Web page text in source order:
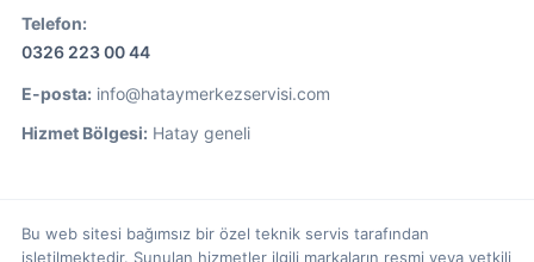
Telefon:
0326 223 00 44
E-posta: info@hataymerkezservisi.com
Hizmet Bölgesi: Hatay geneli
Bu web sitesi bağımsız bir özel teknik servis tarafından
işletilmektedir. Sunulan hizmetler ilgili markaların resmi veya yetkili